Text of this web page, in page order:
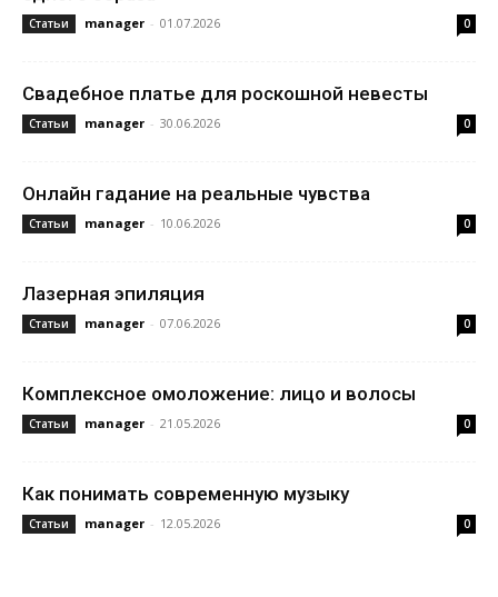
Статьи manager - 01.07.2026 0
Свадебное платье для роскошной невесты
Статьи manager - 30.06.2026 0
Онлайн гадание на реальные чувства
Статьи manager - 10.06.2026 0
Лазерная эпиляция
Статьи manager - 07.06.2026 0
Комплексное омоложение: лицо и волосы
Статьи manager - 21.05.2026 0
Как понимать современную музыку
Статьи manager - 12.05.2026 0